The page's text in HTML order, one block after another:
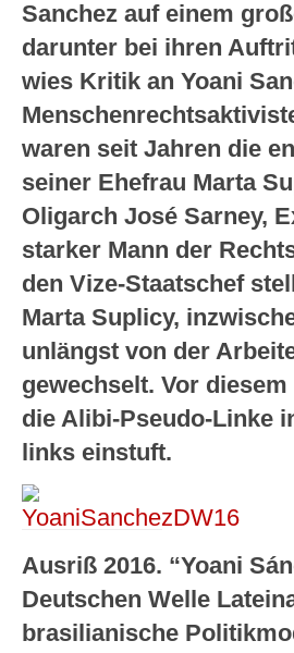
Sanchez auf einem
darunter bei ihren
wies Kritik an Yoani
waren seit Jahren die
seiner Ehefrau Marta
Oligarch José Sarney,
starker Mann der
den Vize-Staatschef
Marta Suplicy,
unlängst von der
gewechselt. Vor
die Alibi-Pseudo-Linke
links einstuft.
Ausriß 2016. “Yoani
Deutschen Welle
brasilianische